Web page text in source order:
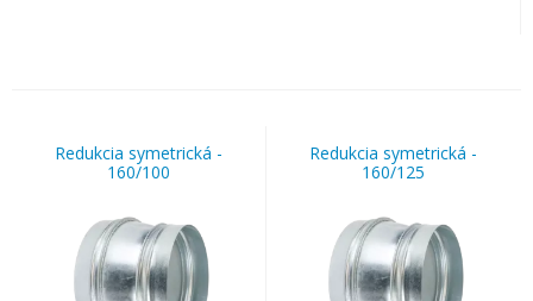
Redukcia symetrická -
160/100
Redukcia symetrická -
160/125